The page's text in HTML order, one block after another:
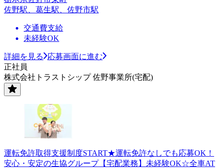
佐野駅、葛生駅、佐野市駅
交通費支給
未経験OK
詳細を見る
応募画面に進む
正社員
株式会社トラストシップ 佐野事業所(宅配)
運転免許取得支援制度START★運転免許なしでも応募OK！
安心・安定の生協グループ【宅配業務】未経験OK☆全車AT